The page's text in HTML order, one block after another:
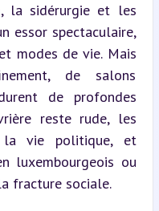
, la sidérurgie et les
essor spectaculaire,
modes de vie. Mais
de salons
de profondes
reste rude, les
la vie politique, et
luxembourgeois ou
fracture sociale.